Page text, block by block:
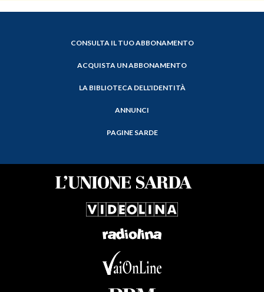
CONSULTA IL TUO ABBONAMENTO
ACQUISTA UN ABBONAMENTO
LA BIBLIOTECA DELL'IDENTITÀ
ANNUNCI
PAGINE SARDE